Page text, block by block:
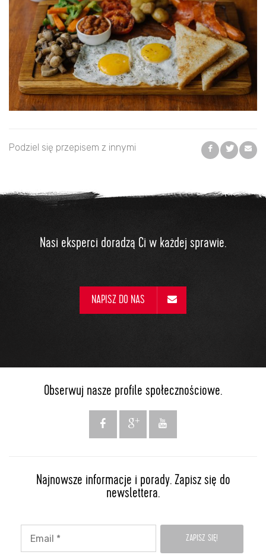
Podziel się przepisem z innymi
Nasi eksperci doradzą Ci w każdej sprawie.
NAPISZ DO NAS
Obserwuj nasze profile społecznościowe.
Najnowsze informacje i porady. Zapisz się do
newslettera.